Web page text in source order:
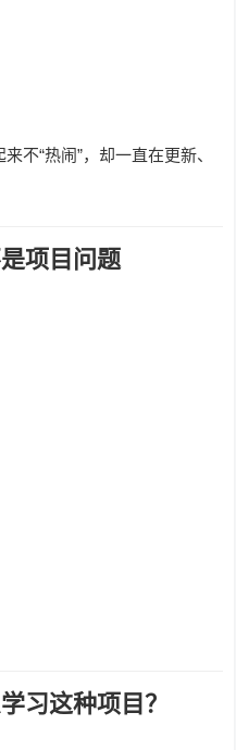
不“热闹”，却一直在更新、
项目问题
习这种项目？